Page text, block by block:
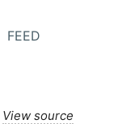
FEED
View source